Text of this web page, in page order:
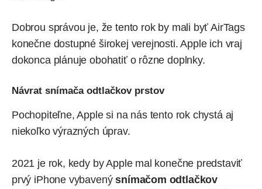
Dobrou správou je, že tento rok by mali byť AirTags
konečne dostupné širokej verejnosti. Apple ich vraj
dokonca plánuje obohatiť o rôzne doplnky.
Návrat snímača odtlačkov prstov
Pochopiteľne, Apple si na nás tento rok chystá aj
niekoľko výrazných úprav.
2021 je rok, kedy by Apple mal konečne predstaviť
prvý iPhone vybavenýsnímačom odtlačkov